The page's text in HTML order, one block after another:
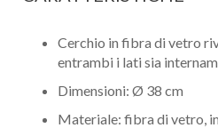
Cerchio in fibra di vetro
entrambi i lati sia
Dimensioni: Ø 38 cm
Materiale: fibra di vetro,